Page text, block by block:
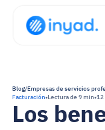
Blog/Empresas de servicios
Facturación•Lectura de 9 min•12
Los